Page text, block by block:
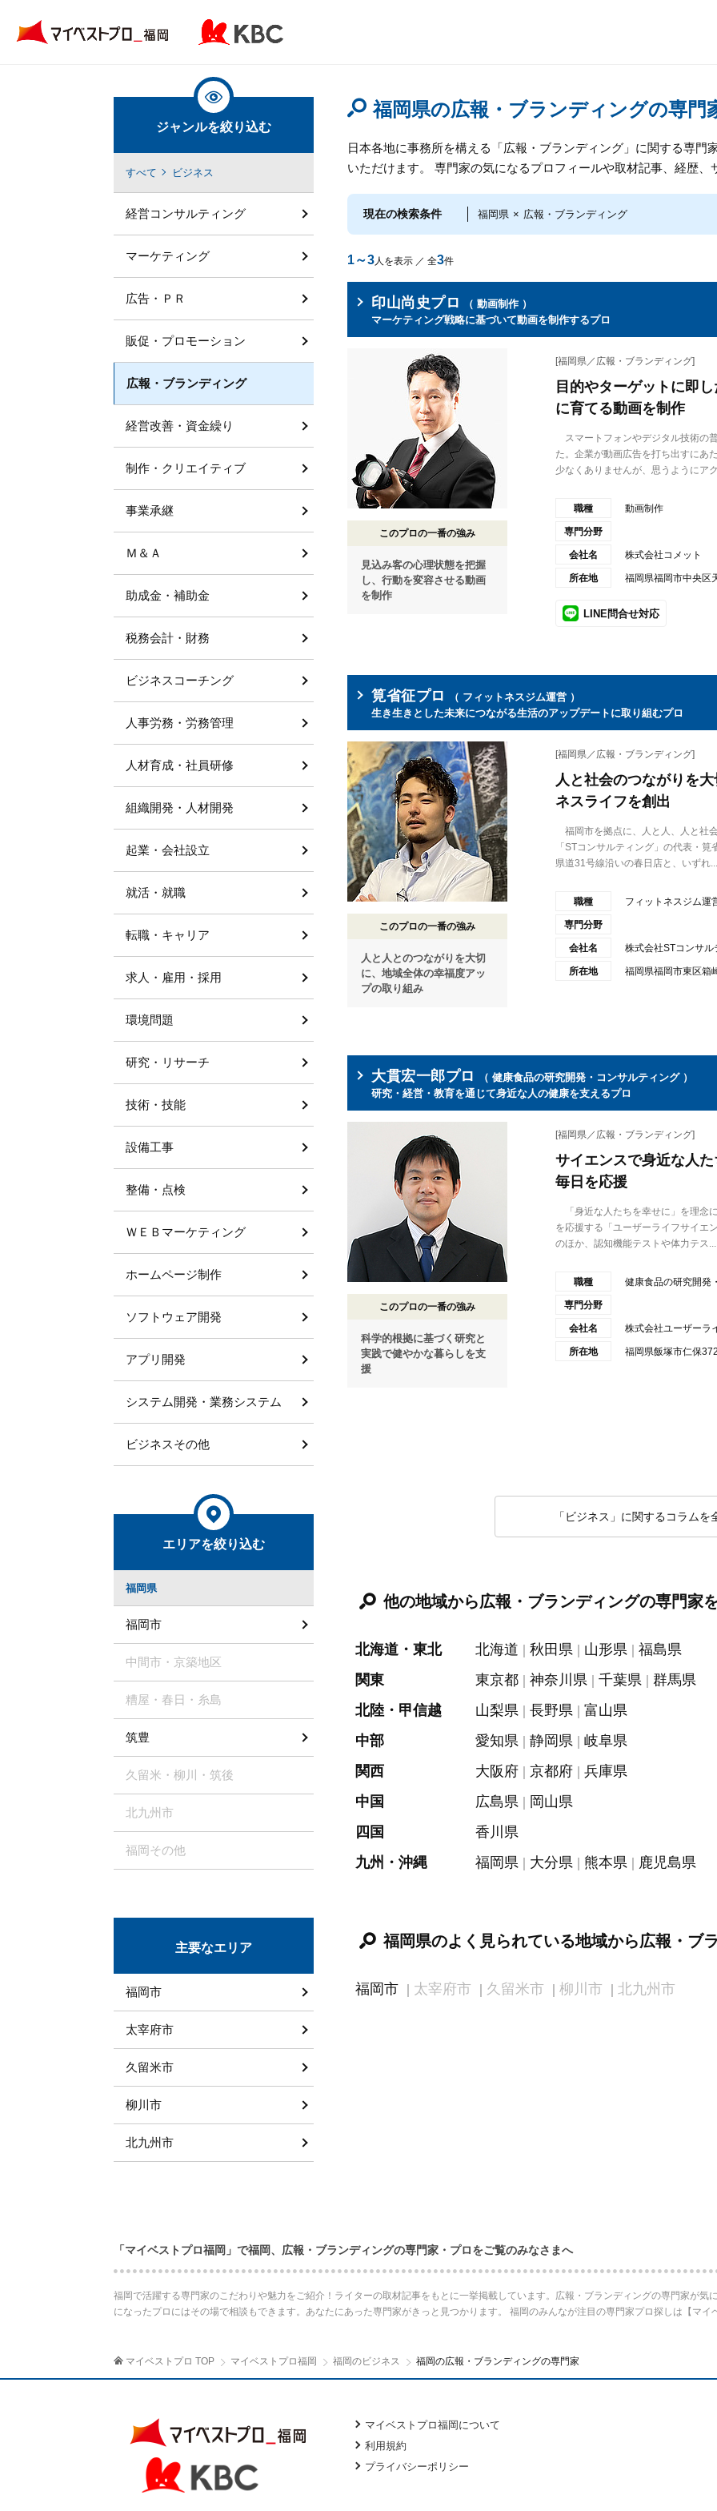
福岡県の広報・ブランディングの専門
日本各地に事務所を構える「広報・ブランディング」に関する専門
いただけます。 専門家の気になるプロフィールや取材記事、経歴、
現在の検索条件 福岡県 × 広報・ブランディング
1～3人を表示 ／ 全3件
印山尚史プロ
（ 動画制作 ）
マーケティング戦略に基づいて動画を制作するプロ
このプロの一番の強み
見込み客の心理状態を把握
し、行動を変容させる動画
を制作
[福岡県／広報・ブランディング]
目的やターゲットに即
に育てる動画を制作
スマートフォンやデジタル技術の
た。企業が動画広告を打ち出すにあ
少なくありませんが、思うようにア
職種 動画制作
専門分野
会社名 株式会社コメット
所在地 福岡県福岡市中央区
LINE問合せ対応
筧省征プロ
（ フィットネスジム運営 ）
生き生きとした未来につながる生活のアップデートに取り組むプロ
このプロの一番の強み
人と人とのつながりを大切
に、地域全体の幸福度アッ
プの取り組み
[福岡県／広報・ブランディング]
人と社会のつながりを
ネスライフを創出
福岡市を拠点に、人と人、人と社
「STコンサルティング」の代表・
県道31号線沿いの春日店と、いずれ...
職種 フィットネスジム運
専門分野
会社名 株式会社STコンサル
所在地 福岡県福岡市東区
大貫宏一郎プロ
（ 健康食品の研究開発・コンサルティング ）
研究・経営・教育を通じて身近な人の健康を支えるプロ
このプロの一番の強み
科学的根拠に基づく研究と
実践で健やかな暮らしを支
援
[福岡県／広報・ブランディング]
サイエンスで身近な人
毎日を応援
「身近な人たちを幸せに」を理念
を応援する「ユーザーライフサイエ
のほか、認知機能テストや体力テス...
職種 健康食品の研究開発
専門分野
会社名 株式会社ユーザーラ
所在地 福岡県飯塚市仁保
「ビジネス」に関するコラムを
他の地域から広報・ブランディングの専門家
北海道・東北 北海道 秋田県 山形県
福島県
関東
東京都 神奈川県 千葉県
群馬県
北陸・甲信越
山梨県 長野県
富山県
中部
愛知県 静岡県
岐阜県
関西
大阪府 京都府
兵庫県
中国
広島県
岡山県
四国
香川県
九州・沖縄
福岡県 大分県 熊本県 鹿児島県
福岡県のよく見られている地域から広報・ブ
福岡市 太宰府市 久留米市 柳川市 北九州市
ジャンルを絞り込む
すべて ビジネス
経営コンサルティング
マーケティング
広告・ＰＲ
販促・プロモーション
広報・ブランディング
経営改善・資金繰り
制作・クリエイティブ
事業承継
Ｍ＆Ａ
助成金・補助金
税務会計・財務
ビジネスコーチング
人事労務・労務管理
人材育成・社員研修
組織開発・人材開発
起業・会社設立
就活・就職
転職・キャリア
求人・雇用・採用
環境問題
研究・リサーチ
技術・技能
設備工事
整備・点検
ＷＥＢマーケティング
ホームページ制作
ソフトウェア開発
アプリ開発
システム開発・業務システム
ビジネスその他
エリアを絞り込む
福岡県
福岡市
中間市・京築地区
糟屋・春日・糸島
筑豊
久留米・柳川・筑後
北九州市
福岡その他
主要なエリア
福岡市
太宰府市
久留米市
柳川市
北九州市
「マイベストプロ福岡」で福岡、広報・ブランディングの専門家・プロをご覧のみなさまへ
福岡で活躍する専門家のこだわりや魅力をご紹介！ライターの取材記事をもとに一挙掲載しています。広報・ブランディングの専門家が気
になったプロにはその場で相談もできます。あなたにあった専門家がきっと見つかります。 福岡のみんなが注目の専門家プロ探しは【マイ
マイベストプロ TOP マイベストプロ福岡 福岡のビジネス 福岡の広報・ブランディングの専門家
マイベストプロ福岡について
利用規約
プライバシーポリシー